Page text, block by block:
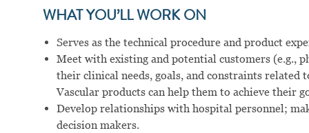
WHAT YOU’LL WORK ON
Serves as the technical procedure and product
Meet with existing and potential customers (e.g.,
their clinical needs, goals, and constraints related
Vascular products can help them to achieve their
Develop relationships with hospital personnel;
decision makers.